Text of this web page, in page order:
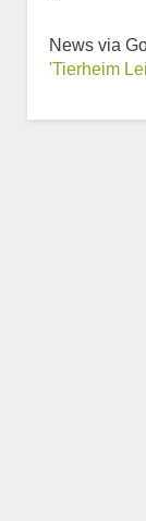
News via
'Tierheim